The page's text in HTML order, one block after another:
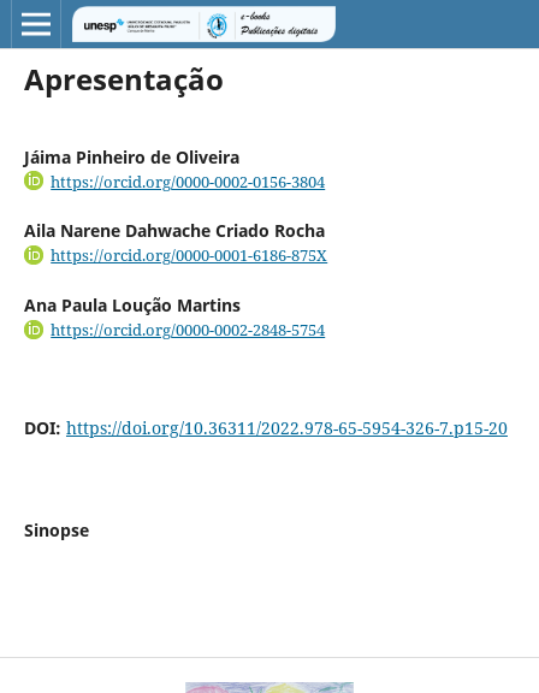
Apresentação
Jáima Pinheiro de Oliveira
https://orcid.org/0000-0002-0156-3804
Aila Narene Dahwache Criado Rocha
https://orcid.org/0000-0001-6186-875X
Ana Paula Loução Martins
https://orcid.org/0000-0002-2848-5754
DOI: https://doi.org/10.36311/2022.978-65-5954-326-7.p15-20
Sinopse